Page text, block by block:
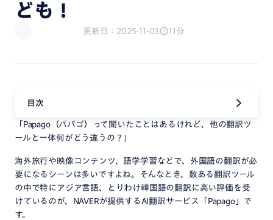
ども！
更新日：2025-11-03 11分
目次
「Papago（パパゴ）って聞いたことはあるけれど、他の翻訳ツ
ールと一体何がどう違うの？」
海外旅行や映像コンテンツ、語学学習などで、外国語の翻訳が必
要になるシーンは多いですよね。そんなとき、数ある翻訳ツール
の中で特にアジア言語、とりわけ韓国語の翻訳に高い評価を受
けているのが、NAVERが提供するAI翻訳サービス「Papago」で
す。